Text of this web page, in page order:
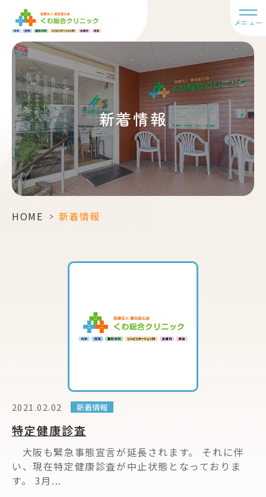
メニュー
新着情報
HOME > 新着情報
2021.02.02 新着情報
特定健康診査
大阪も緊急事態宣言が延長されます。 それに伴
い、現在特定健康診査が中止状態となっておりま
す。 3月...